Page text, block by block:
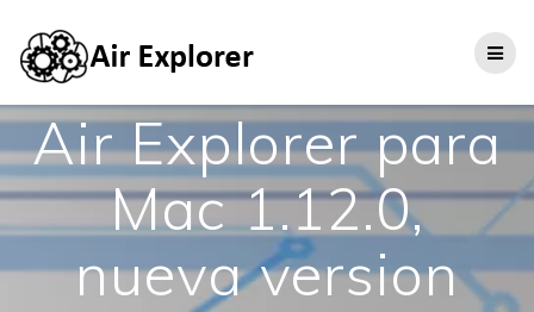
Air Explorer para
Mac 1.12.0,
nueva version